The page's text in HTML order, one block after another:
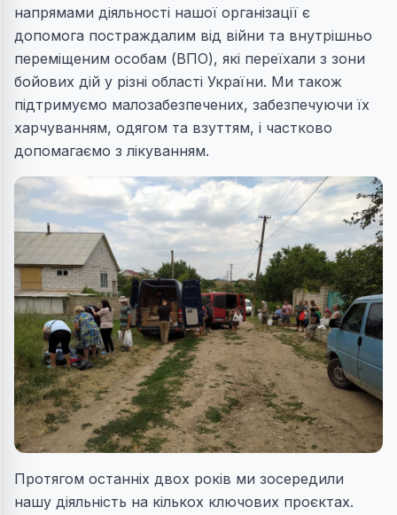
напрямами діяльності нашої організації є
допомога постраждалим від війни та внутрішньо
переміщеним особам (ВПО), які переїхали з зони
бойових дій у різні області України. Ми також
підтримуємо малозабезпечених, забезпечуючи їх
харчуванням, одягом та взуттям, і частково
допомагаємо з лікуванням.
Протягом останніх двох років ми зосередили
нашу діяльність на кількох ключових проєктах.